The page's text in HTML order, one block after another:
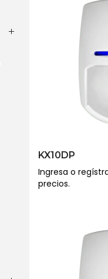
KX10DP
Ingresa o
precios.